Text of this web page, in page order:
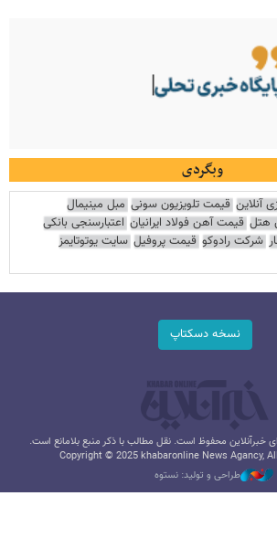
وبگردی
آنلاین قیمت تلویزیون سونی مبل مینیمال
هتل قیمت آهن فولاد ایرانیان اعتبارسنجی بانکی
شرکت رادوکو قیمت پروفیل سایت یوتوتایمز
نسخه دسکتاپ
خبرآنلاین محفوظ است. نقل مطالب با ذکر منبع بلامانع است.
Copyright © 2025 khabaronline News Agancy,
طراحی و تولید: نستوه